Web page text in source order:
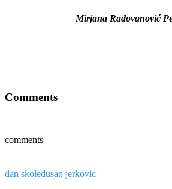
Mirjana Radovanović
Comments
comments
dan skoledusan jerkovic